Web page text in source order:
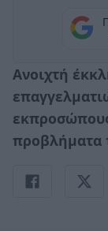
Ανοιχτή
προβλήματα